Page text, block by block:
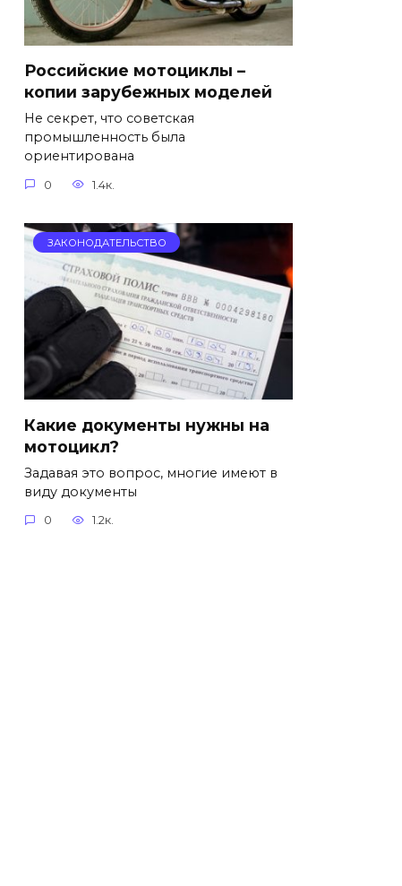
Российские мотоциклы –
копии зарубежных моделей
Не секрет, что советская
промышленность была
ориентирована
0 1.4к.
ЗАКОНОДАТЕЛЬСТВО
Какие документы нужны на
мотоцикл?
Задавая это вопрос, многие имеют в
виду документы
0 1.2к.